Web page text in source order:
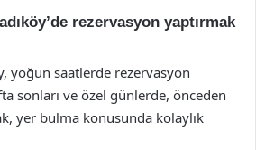
rezervasyon yaptırmak
yoğun saatlerde rezervasyon
sonları ve özel günlerde, önceden
yer bulma konusunda kolaylık